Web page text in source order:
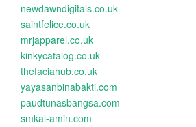
newdawndigitals.co.uk
saintfelice.co.uk
mrjapparel.co.uk
kinkycatalog.co.uk
thefaciahub.co.uk
yayasanbinabakti.com
paudtunasbangsa.com
smkal-amin.com